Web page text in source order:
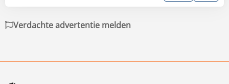
Verdachte advertentie melden